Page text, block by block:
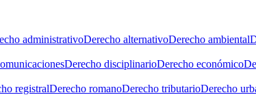
administrativoDerecho alternativoDerecho ambiental
Derecho disciplinarioDerecho económico
registralDerecho romanoDerecho tributarioDerecho